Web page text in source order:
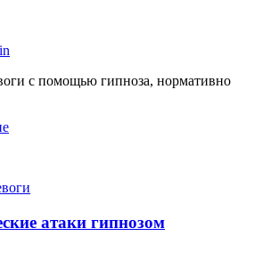
с помощью гипноза, нормативно
атаки гипнозом